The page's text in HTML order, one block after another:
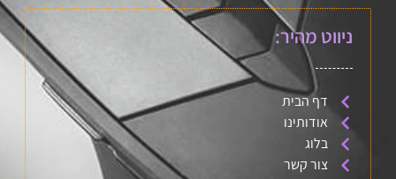
ניווט מהיר:
דף הבית
אודותינו
בלוג
צור קשר